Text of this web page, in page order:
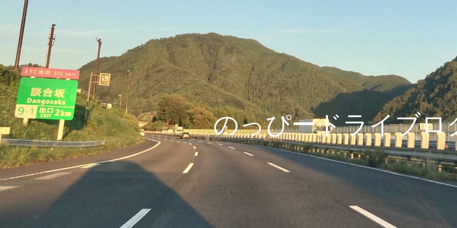
のっぴードライブロ